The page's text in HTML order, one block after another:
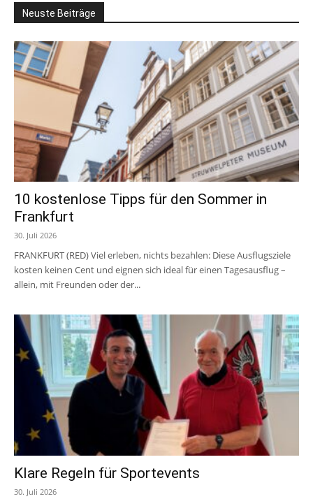
Neuste Beiträge
10 kostenlose Tipps für den Sommer in
Frankfurt
30. Juli 2026
FRANKFURT (RED) Viel erleben, nichts bezahlen: Diese Ausflugsziele
kosten keinen Cent und eignen sich ideal für einen Tagesausflug –
allein, mit Freunden oder der...
Klare Regeln für Sportevents
30. Juli 2026